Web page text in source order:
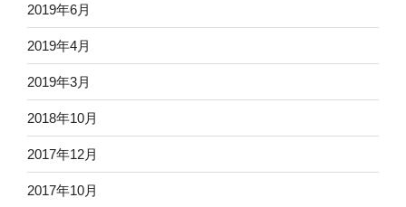
2019年6月
2019年4月
2019年3月
2018年10月
2017年12月
2017年10月